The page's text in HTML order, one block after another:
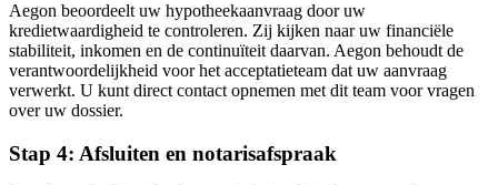
Aegon beoordeelt uw hypotheekaanvraag door uw
kredietwaardigheid te controleren. Zij kijken naar uw financiële
stabiliteit, inkomen en de continuïteit daarvan. Aegon behoudt de
verantwoordelijkheid voor het acceptatieteam dat uw aanvraag
verwerkt. U kunt direct contact opnemen met dit team voor vragen
over uw dossier.
Stap 4: Afsluiten en notarisafspraak